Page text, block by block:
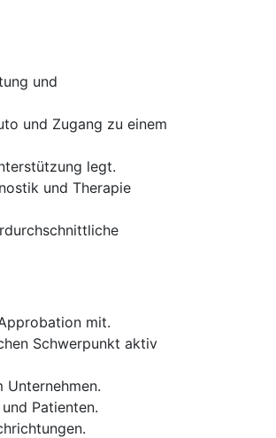
und
und Zugang zu einem
legt.
und Therapie
mit.
Schwerpunkt aktiv
Unternehmen.
Patienten.